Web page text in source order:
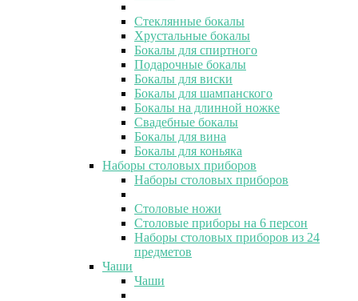
Стеклянные бокалы
Хрустальные бокалы
Бокалы для спиртного
Подарочные бокалы
Бокалы для виски
Бокалы для шампанского
Бокалы на длинной ножке
Свадебные бокалы
Бокалы для вина
Бокалы для коньяка
Наборы столовых приборов
Наборы столовых приборов
Столовые ножи
Столовые приборы на 6 персон
Наборы столовых приборов из 24
предметов
Чаши
Чаши